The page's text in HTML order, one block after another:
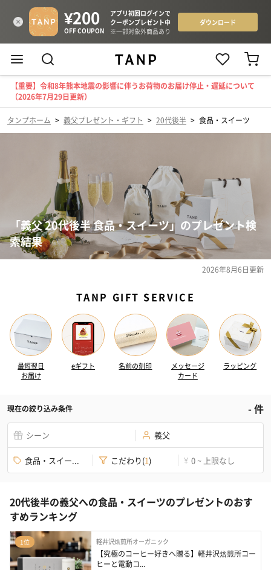
【重要】令和8年熊本地震の影響に伴うお荷物のお届け停止・遅延について
（2026年7月29日更新）
タンプホーム > 義父プレゼント・ギフト > 20代後半 > 食品・スイーツ
「義父 20代後半 食品・スイーツ」のプレゼント検
索結果
2026年8月6日更新
TANP GIFT SERVICE
最短翌日
お届け
eギフト 名前の刻印
メッセージ
カード
ラッピング
現在の絞り込み条件 -件
シーン 義父
食品・スイー... こだわり(1) ¥ 0 ~ 上限なし
20代後半の義父への食品・スイーツのプレゼントのおす
すめランキング
1位 軽井沢焙煎所オーガニック
【究極のコーヒー好きへ贈る】軽井沢焙煎所コー
ヒーと電動コ...